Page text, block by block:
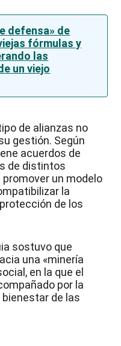
defensa» de
fórmulas y
las
un viejo
de alianzas no
gestión. Según
acuerdos de
de distintos
un modelo
la
de los
sostuvo que
una «minería
en la que el
por la
de las